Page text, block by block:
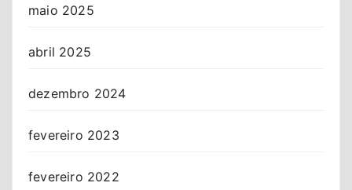
maio 2025
abril 2025
dezembro 2024
fevereiro 2023
fevereiro 2022